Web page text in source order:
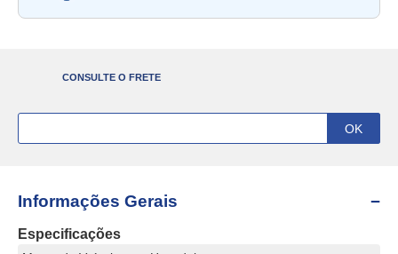
CONSULTE O FRETE
Informações Gerais
Especificações